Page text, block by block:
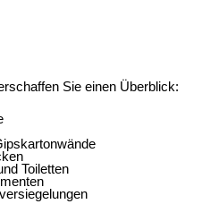
Sie einen Überblick:
Toiletten